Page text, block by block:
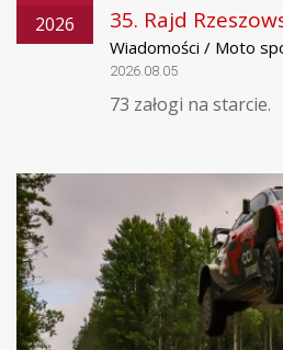
2026
35. Rajd
Wiadomości / Moto
2026.08.05
73 załogi na starcie.